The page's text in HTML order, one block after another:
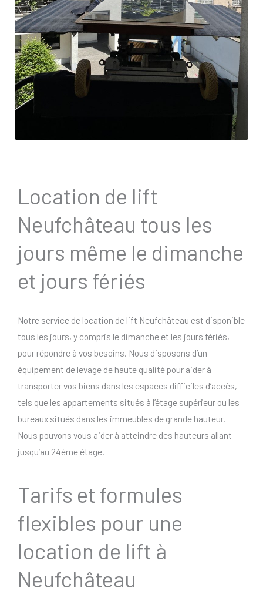
Location de lift
Neufchâteau tous les
jours même le dimanche
et jours fériés
Notre service de location de lift Neufchâteau est disponible
tous les jours, y compris le dimanche et les jours fériés,
pour répondre à vos besoins. Nous disposons d’un
équipement de levage de haute qualité pour aider à
transporter vos biens dans les espaces difficiles d’accès,
tels que les appartements situés à l’étage supérieur ou les
bureaux situés dans les immeubles de grande hauteur.
Nous pouvons vous aider à atteindre des hauteurs allant
jusqu’au 24ème étage.
Tarifs et formules
flexibles pour une
location de lift à
Neufchâteau